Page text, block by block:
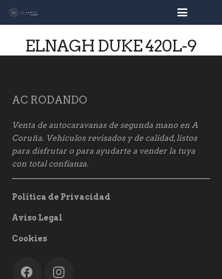
ELNAGH DUKE 420L-9
AC RODANDO
Venta de autocaravanas de segunda mano en A
Coruña. Vehículos revisados y de calidad, listos
para disfrutar o para ayudarte a vender la tuya
con total confianza.
Política de Privacidad
Aviso Legal
Cookies